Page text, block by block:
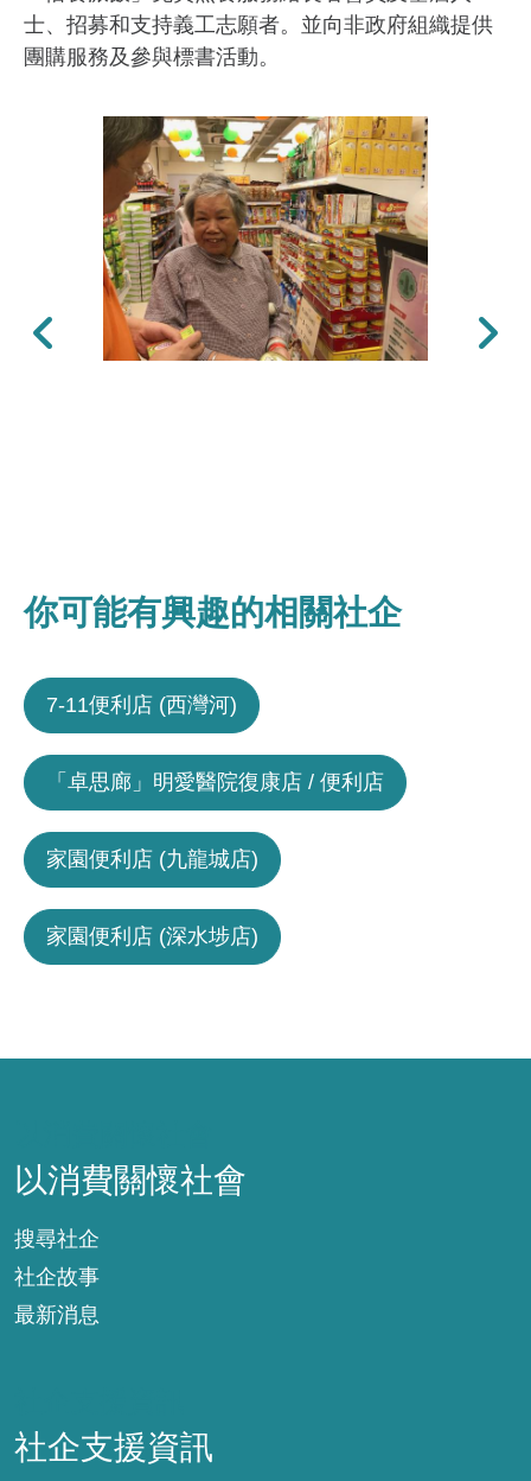
士、招募和支持義工志願者。並向非政府組織提供
團購服務及參與標書活動。
上一張 下一張
你可能有興趣的相關社企
7-11便利店 (西灣河)
「卓思廊」明愛醫院復康店 / 便利店
家園便利店 (九龍城店)
家園便利店 (深水埗店)
以消費關懷社會
搜尋社企
社企故事
最新消息
社企支援資訊